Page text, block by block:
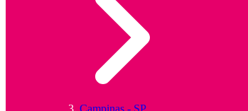
Campinas - SP